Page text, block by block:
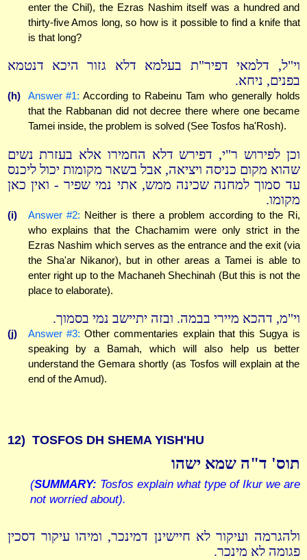
enter the Chil), the Ezras Nashim itself was a hundred and
thirty-five Amos long, so how is it possible to find a knife that
is that long?
וי"ל, דלמאי דפיר"ת בעלמא דלא גזור היכא דנטמא
בפנים, ניחא.
(h) Answer #1: According to Rabeinu Tam who generally holds
that the Rabbanan did not decree there where one became
Tamei inside, the problem is solved (See Tosfos ha'Rosh).
וכן לפירוש ר"י, דפירש דלא החמירו אלא בעזרת נשים
שהוא מקום כניסה ויציאה, אבל בשאר מקומות יכול ליכנס
עד סמוך למחנה שכינה ממש, אתי נמי שפיר - ואין כאן
מקומו.
(i) Answer #2: Neither is there a problem according to the Ri,
who explains that the Chachamim were only strict in the
Ezras Nashim which serves as the entrance and the exit (via
the Sha'ar Nikanor), but in other areas a Tamei is able to
enter right up to the Machaneh Shechinah (But this is not the
place to elaborate).
וי"מ, דהכא מיירי בבמה. ובזה יתיישב נמי בסמוך.
(j) Answer #3: Other commentaries explain that this Sugya is
speaking by a Bamah, which will also help us better
understand the Gemara shortly (as Tosfos will explain at the
end of the Amud).
12) TOSFOS DH SHEMA YISH'HU
תוס' ד"ה שמא ישהו
(SUMMARY: Tosfos explain what type of Ikur we are
not worried about).
ולהגרמה ועיקור לא חיישינן דמינכר, ומיהו עיקור דסכין
פגומה לא מינכר.